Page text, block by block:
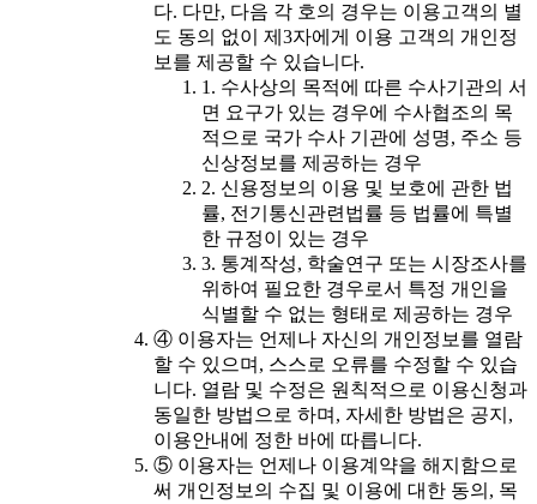
다. 다만, 다음 각 호의 경우는 이용고객의 별
도 동의 없이 제3자에게 이용 고객의 개인정
보를 제공할 수 있습니다.
1. 수사상의 목적에 따른 수사기관의 서
면 요구가 있는 경우에 수사협조의 목
적으로 국가 수사 기관에 성명, 주소 등
신상정보를 제공하는 경우
2. 신용정보의 이용 및 보호에 관한 법
률, 전기통신관련법률 등 법률에 특별
한 규정이 있는 경우
3. 통계작성, 학술연구 또는 시장조사를
위하여 필요한 경우로서 특정 개인을
식별할 수 없는 형태로 제공하는 경우
④ 이용자는 언제나 자신의 개인정보를 열람
할 수 있으며, 스스로 오류를 수정할 수 있습
니다. 열람 및 수정은 원칙적으로 이용신청과
동일한 방법으로 하며, 자세한 방법은 공지,
이용안내에 정한 바에 따릅니다.
⑤ 이용자는 언제나 이용계약을 해지함으로
써 개인정보의 수집 및 이용에 대한 동의, 목